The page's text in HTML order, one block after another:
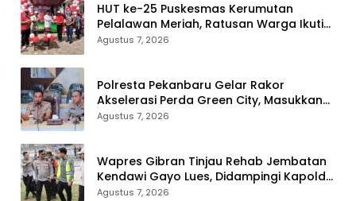
HUT ke-25 Puskesmas Kerumutan
Pelalawan Meriah, Ratusan Warga Ikuti
Jalan Santai dan Cek Kesehatan Gratis
Agustus 7, 2026
Polresta Pekanbaru Gelar Rakor
Akselerasi Perda Green City, Masukkan
ke Kurikulum Sekolah
Agustus 7, 2026
Wapres Gibran Tinjau Rehab Jembatan
Kendawi Gayo Lues, Didampingi Kapolda
Aceh
Agustus 7, 2026